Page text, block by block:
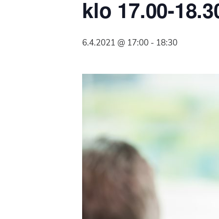
Syöpäyhdistyksenklo 17.00-
6.4.2021 @ 17:00 - 18:30